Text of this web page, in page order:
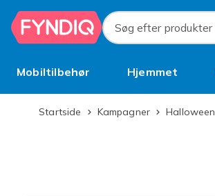
Spring til hovedindhold
Søg efter produkter
Mobiltilbehør Hjemmet
BrugtStartside Kampagner Halloween